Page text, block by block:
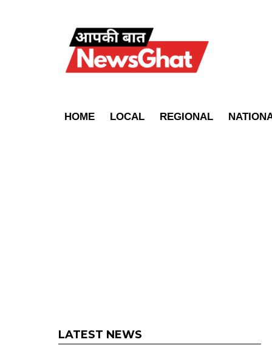
HOME LOCAL REGIONAL
LATEST NEWS